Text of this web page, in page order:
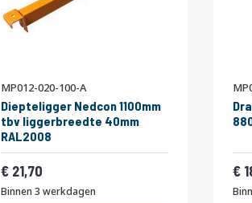
MP012-020-100-A
Diepteligger Nedcon 1100mm
tbv liggerbreedte 40mm
RAL2008
21,70
Binnen 3 werkdagen